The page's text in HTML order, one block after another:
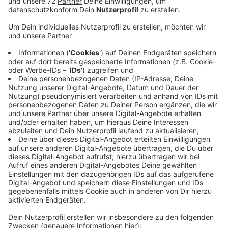
Die Zahlen sind in diesem Jahr im Vergleich zum
Dezember hat es viele Fälle gegeben, zieht die Polizei
Dezember haben sich die Zahlen verdreifacht! Viele
Menschen waren auf Weihnachtsbesuchen und Häuser
sichtbar leer. Immerhin zeigen Einbruchsschutz-
Kampagnen Wirkung. Es ist in vielen Fällen bei
Versuchen geblieben. An Silvester und dem Feiertags-
Wochenende rechnet die Polizei nicht mit einem
weiteren Anstieg der Fälle. Die meisten bleiben
zuhause und lange auf, heißt: keine Chance für
Einbrecher. Ürbigens: Die Polizie gibt Ihnen gerne
kostenlose Tipps, um Ihr zuhause besser vor
Einbrechern zu schützen.